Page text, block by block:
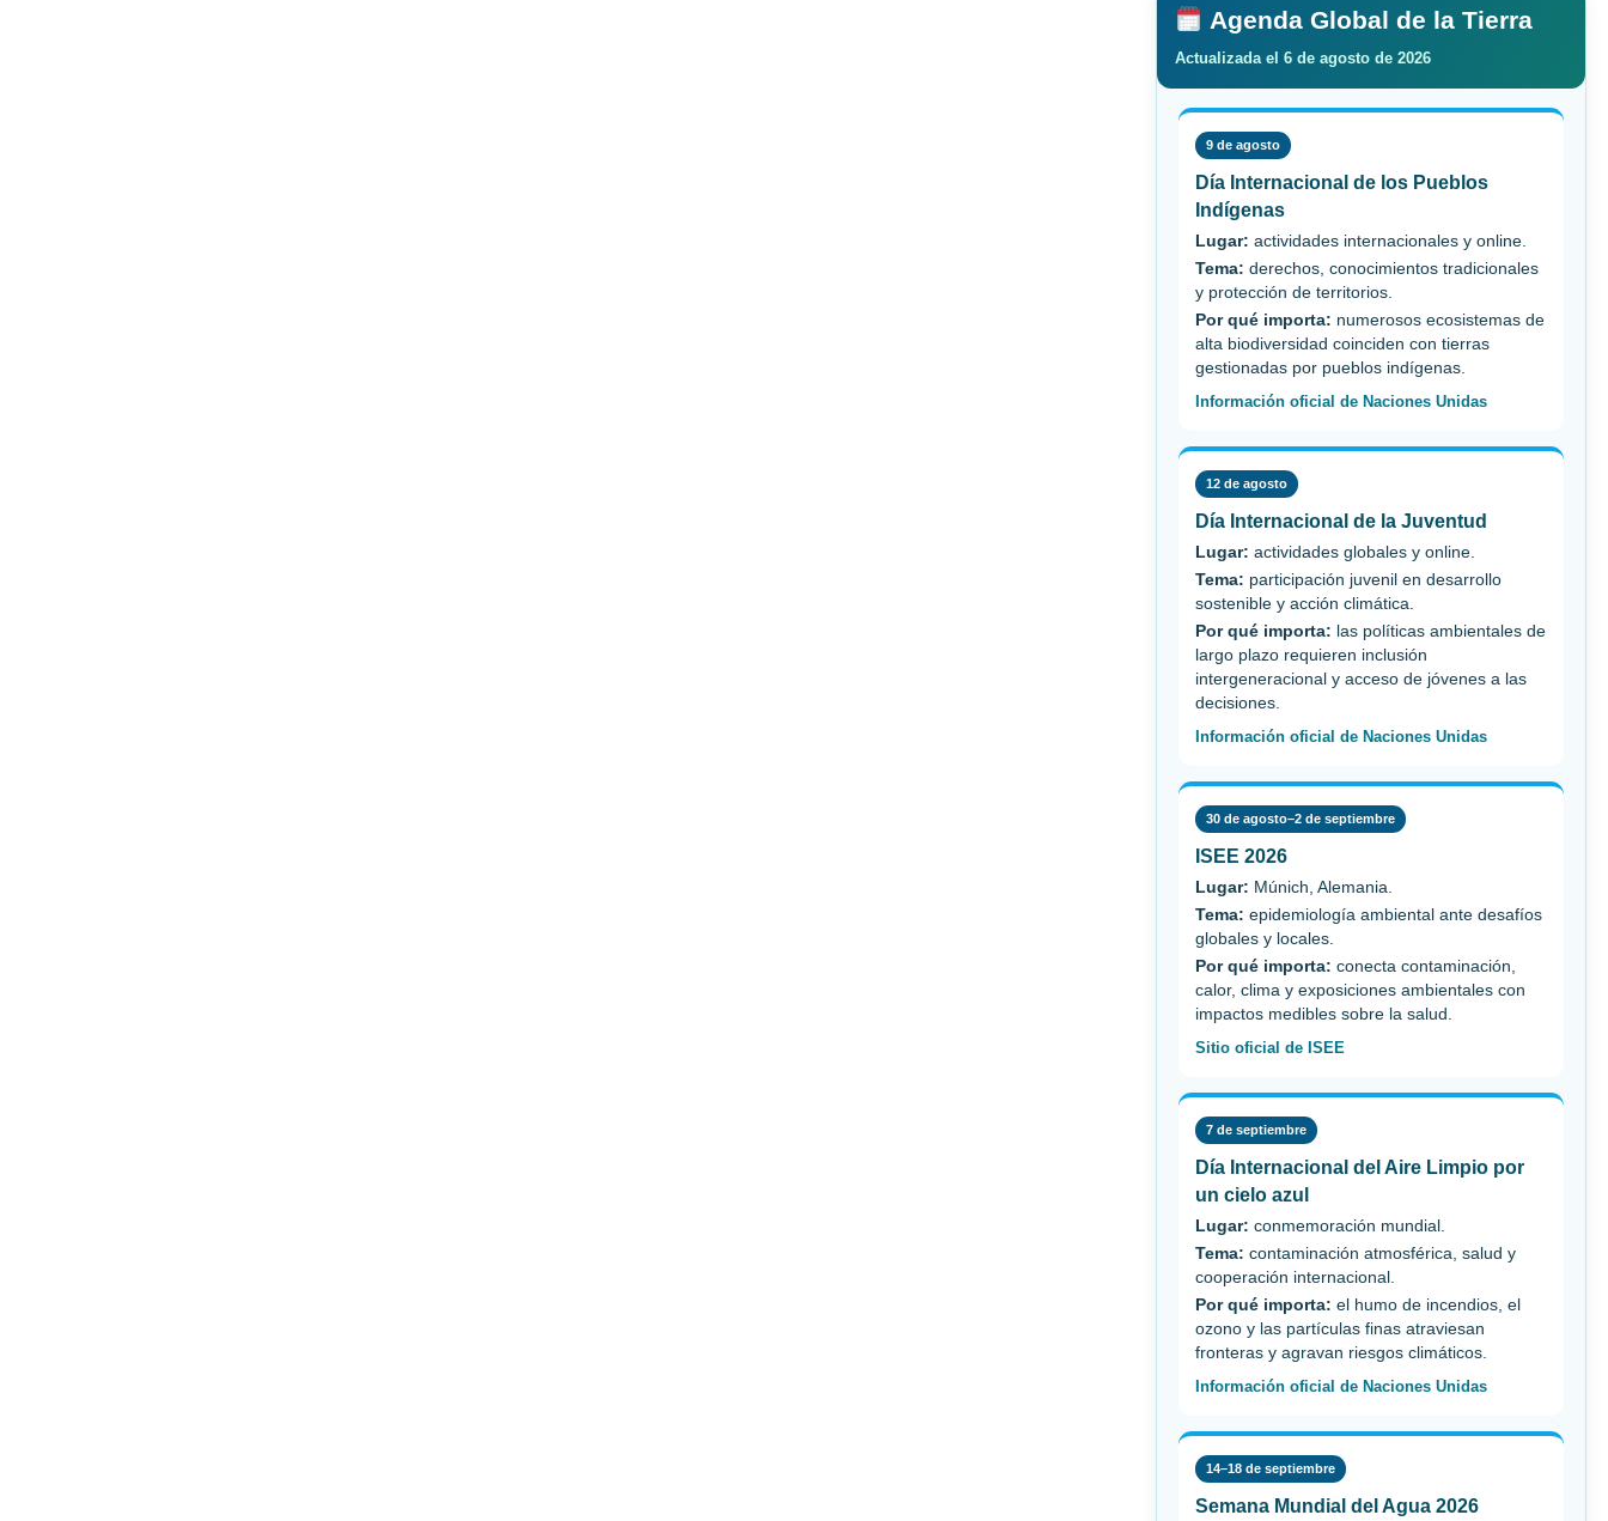
Agenda Global de la Tierra
Actualizada el 6 de agosto de 2026
9 de agosto
Día Internacional de los Pueblos
Indígenas
Lugar: actividades internacionales y online.
Tema: derechos, conocimientos tradicionales
y protección de territorios.
Por qué importa: numerosos ecosistemas de
alta biodiversidad coinciden con tierras
gestionadas por pueblos indígenas.
Información oficial de Naciones Unidas
12 de agosto
Día Internacional de la Juventud
Lugar: actividades globales y online.
Tema: participación juvenil en desarrollo
sostenible y acción climática.
Por qué importa: las políticas ambientales de
largo plazo requieren inclusión
intergeneracional y acceso de jóvenes a las
decisiones.
Información oficial de Naciones Unidas
30 de agosto–2 de septiembre
ISEE 2026
Lugar: Múnich, Alemania.
Tema: epidemiología ambiental ante desafíos
globales y locales.
Por qué importa: conecta contaminación,
calor, clima y exposiciones ambientales con
impactos medibles sobre la salud.
Sitio oficial de ISEE
7 de septiembre
Día Internacional del Aire Limpio por
un cielo azul
Lugar: conmemoración mundial.
Tema: contaminación atmosférica, salud y
cooperación internacional.
Por qué importa: el humo de incendios, el
ozono y las partículas finas atraviesan
fronteras y agravan riesgos climáticos.
Información oficial de Naciones Unidas
14–18 de septiembre
Semana Mundial del Agua 2026